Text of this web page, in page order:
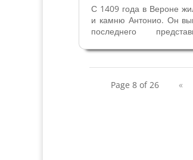
С 1409 года в Вероне
и камню Антонио. Он
последнего
пользуется его
Антонио женился на
Page 8 of 26 «